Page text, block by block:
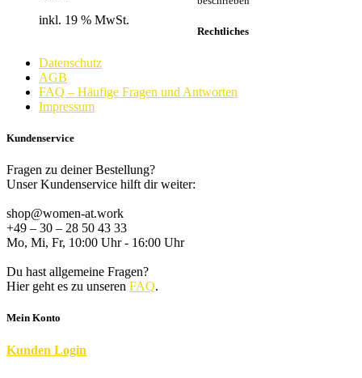
inkl. 19 % MwSt.
Rechtliches
Datenschutz
AGB
FAQ – Häufige Fragen und Antworten
Impressum
Kundenservice
Fragen zu deiner Bestellung?
Unser Kundenservice hilft dir weiter:
shop@women-at.work
+49 – 30 – 28 50 43 33
Mo, Mi, Fr, 10:00 Uhr - 16:00 Uhr
Du hast allgemeine Fragen?
Hier geht es zu unseren FAQ.
Mein Konto
Kunden Login